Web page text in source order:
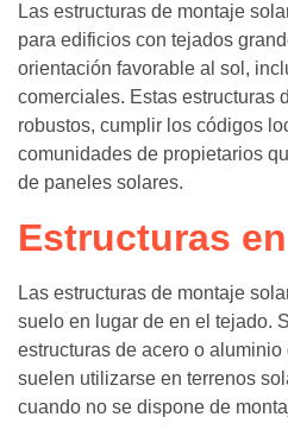
Las estructuras de montaje
para edificios con tejados
orientación favorable al sol,
comerciales. Estas estructuras
robustos, cumplir los códigos
comunidades de propietarios
de paneles solares.
Estructuras
Las estructuras de montaje
suelo en lugar de en el tejado.
estructuras de acero o
suelen utilizarse en terrenos
cuando no se dispone de